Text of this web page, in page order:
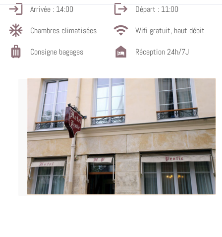
login Arrivée : 14:00 logout Départ : 11:00
ac_unit Chambres climatisées wifi Wifi gratuit, haut débit
luggage Consigne bagages night_shelter Réception 24h/7J